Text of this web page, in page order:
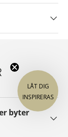
byter
LÅT DIG
INSPIRERAS